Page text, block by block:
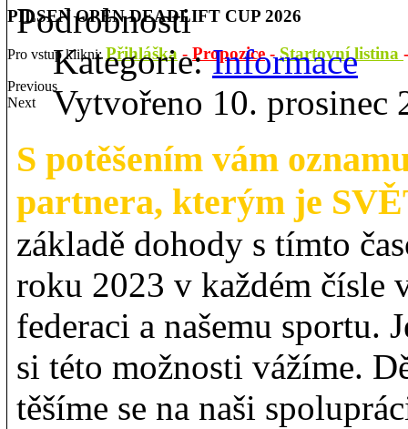
PILSEN OPEN DEADLIFT CUP 2026
Pro vstup klikni:Přihláška -Propozice-Startovní listina
Previous
Next
Podrobnosti
Kategorie:Informace
Vytvořeno 10. prosinec
S potěšením vám
partnera, kterým je
základě dohody s tímto
roku 2023 v každém čísle
federaci a našemu sportu.
si této možnosti vážíme.
těšíme se na naši